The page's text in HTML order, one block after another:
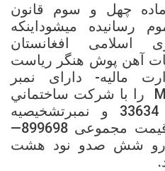
چهل و سوم قانون
رسانیده میشوداینکه
اسلامی افغانستان
آهن پوش هنگر ریاست
مالیه- دارای نمبر
قرارداد MOF/98/W-3698 را با شرکت ساختماني
پارسیندارنده نمبرجواز 33634 و نمبرتشخیصیه
مالیه 9003385425 به قیمت مجموعی 899698—
شش صدو نود هشت